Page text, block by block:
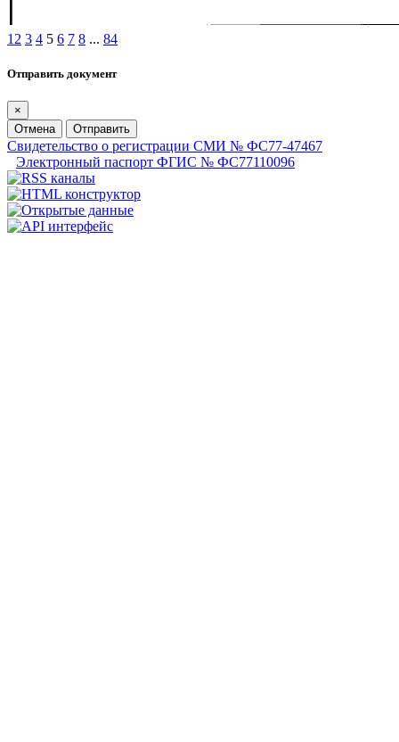
1 2 3 4 5 6 7 8 ... 84
Отправить документ
×
Отмена
Отправить
Свидетельство о регистрации СМИ № ФС77-47467
Электронный паспорт ФГИС № ФС77110096